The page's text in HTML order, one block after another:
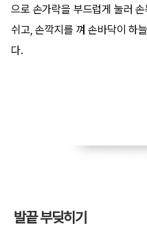
으로 손가락을 부드럽게 눌러
쉬고, 손깍지를 껴 손바닥이 하
다.
발끝 부딪히기